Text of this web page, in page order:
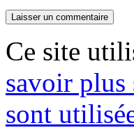
Ce site
savoir plus
sont